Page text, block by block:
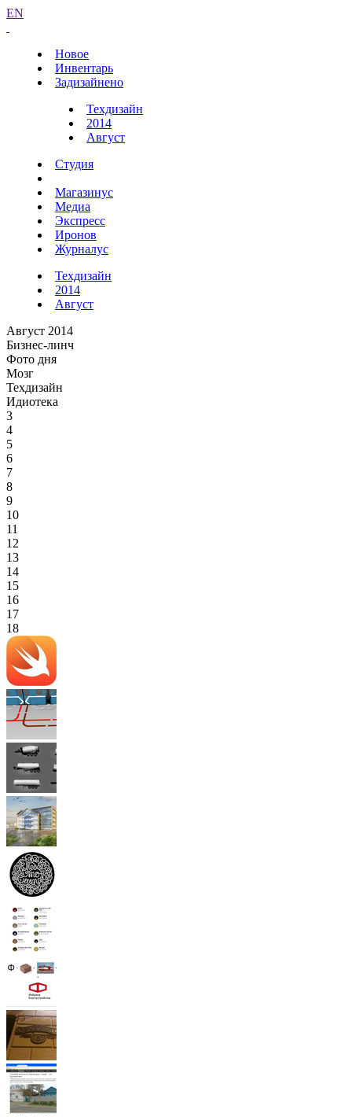
EN
Новое
Инвентарь
Задизайнено
Техдизайн
2014
Август
Студия
Магазинус
Медиа
Экспресс
Иронов
Журналус
Техдизайн
2014
Август
Август 2014
Бизнес-линч
Фото дня
Мозг
Техдизайн
Идиотека
3
4
5
6
7
8
9
10
11
12
13
14
15
16
17
18